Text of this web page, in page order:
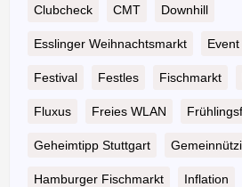
Clubcheck CMT Downhill
Esslinger Weihnachtsmarkt Event
Festival Festles Fischmarkt
Fluxus Freies WLAN
Geheimtipp Stuttgart
Hamburger Fischmarkt Inflation